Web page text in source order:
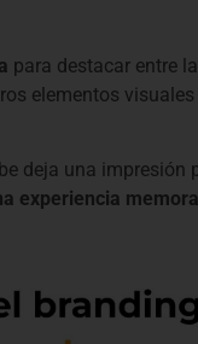
para destacar entre
elementos
deja una impresión
experiencia